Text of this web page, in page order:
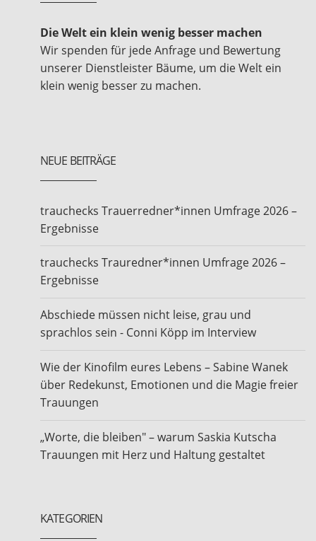
Die Welt ein klein wenig besser machen
Wir spenden für jede Anfrage und Bewertung
unserer Dienstleister Bäume, um die Welt ein
klein wenig besser zu machen.
NEUE BEITRÄGE
trauchecks Trauerredner*innen Umfrage 2026 –
Ergebnisse
trauchecks Trauredner*innen Umfrage 2026 –
Ergebnisse
Abschiede müssen nicht leise, grau und
sprachlos sein - Conni Köpp im Interview
Wie der Kinofilm eures Lebens – Sabine Wanek
über Redekunst, Emotionen und die Magie freier
Trauungen
„Worte, die bleiben" – warum Saskia Kutscha
Trauungen mit Herz und Haltung gestaltet
KATEGORIEN